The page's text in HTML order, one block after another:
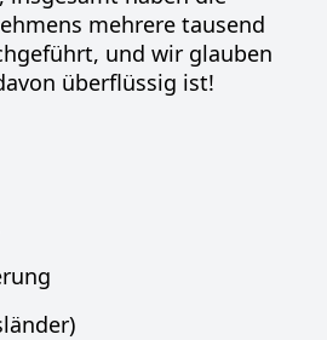
mehrere tausend
und wir glauben
überflüssig ist!